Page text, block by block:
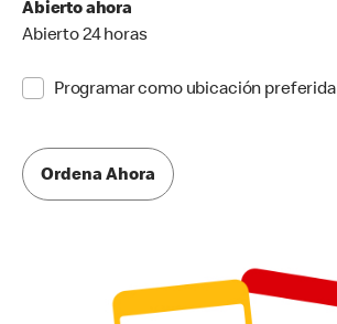
Abierto ahora
Abierto 24 horas
Programar como ubicación preferida
Ordena Ahora